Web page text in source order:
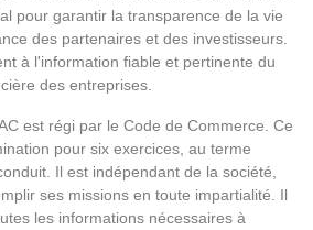
pour garantir la transparence de la vie
des partenaires et des investisseurs.
à l'information fiable et pertinente du
des entreprises.
est régi par le Code de Commerce. Ce
pour six exercices, au terme
Il est indépendant de la société,
ses missions en toute impartialité. Il
les informations nécessaires à